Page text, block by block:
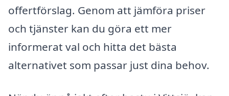
offertförslag. Genom att jämföra priser
och tjänster kan du göra ett mer
informerat val och hitta det bästa
alternativet som passar just dina behov.